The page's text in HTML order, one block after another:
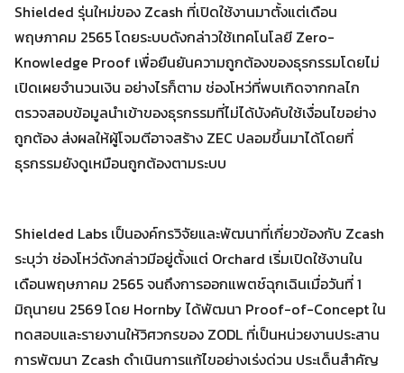
Shielded รุ่นใหม่ของ Zcash ที่เปิดใช้งานมาตั้งแต่เดือน
พฤษภาคม 2565 โดยระบบดังกล่าวใช้เทคโนโลยี Zero-
Knowledge Proof เพื่อยืนยันความถูกต้องของธุรกรรมโดยไม่
เปิดเผยจำนวนเงิน อย่างไรก็ตาม ช่องโหว่ที่พบเกิดจากกลไก
ตรวจสอบข้อมูลนำเข้าของธุรกรรมที่ไม่ได้บังคับใช้เงื่อนไขอย่าง
ถูกต้อง ส่งผลให้ผู้โจมตีอาจสร้าง ZEC ปลอมขึ้นมาได้โดยที่
ธุรกรรมยังดูเหมือนถูกต้องตามระบบ
Shielded Labs เป็นองค์กรวิจัยและพัฒนาที่เกี่ยวข้องกับ Zcash
ระบุว่า ช่องโหว่ดังกล่าวมีอยู่ตั้งแต่ Orchard เริ่มเปิดใช้งานใน
เดือนพฤษภาคม 2565 จนถึงการออกแพตช์ฉุกเฉินเมื่อวันที่ 1
มิถุนายน 2569 โดย Hornby ได้พัฒนา Proof-of-Concept ใน
ทดสอบและรายงานให้วิศวกรของ ZODL ที่เป็นหน่วยงานประสาน
การพัฒนา Zcash ดำเนินการแก้ไขอย่างเร่งด่วน ประเด็นสำคัญ